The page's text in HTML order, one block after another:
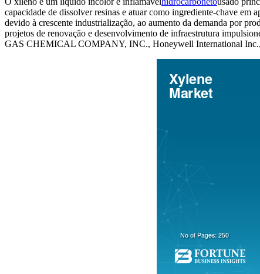
capacidade de dissolver resinas e atuar como ingrediente-chave em
devido à crescente industrialização, ao aumento da demanda por
projetos de renovação e desenvolvimento de infraestrutura
GAS CHEMICAL COMPANY, INC., Honeywell International